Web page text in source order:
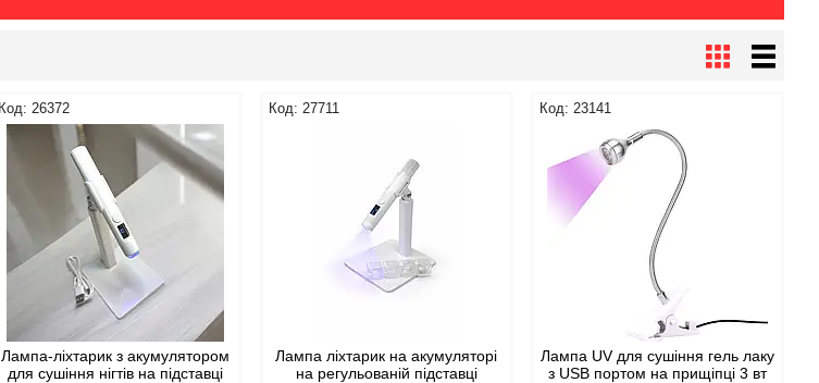
26372
Лампа-ліхтарик з акумулятором
для сушіння нігтів на підставці
27711
Лампа ліхтарик на акумуляторі
на регульованій підставці
23141
Лампа UV для сушіння гель лаку
з USB портом на прищіпці 3 вт